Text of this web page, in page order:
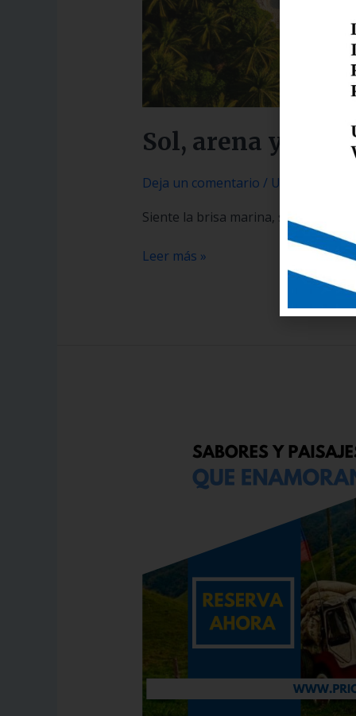
Sol, arena y mar
Deja un comentario / Uncategorized
Siente la brisa marina, saborea
Leer más »
Cafetero